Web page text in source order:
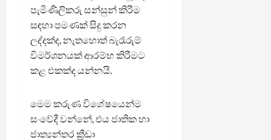
පැමිණිලිකරු සන්සුන් කිරීම
සඳහා පමණක් සිදු කරන
ලද්දක්ද, නැතහොත් බැරෑරුම්
විමර්ශනයක් ආරම්භ කිරීමට
කළ එකක්ද යන්නයි.
මෙම කරුණ විශේෂයෙන්ම
සංවේදී වන්නේ, එය ජාතික හා
ජාත්‍යන්තර ක්‍රීඩා